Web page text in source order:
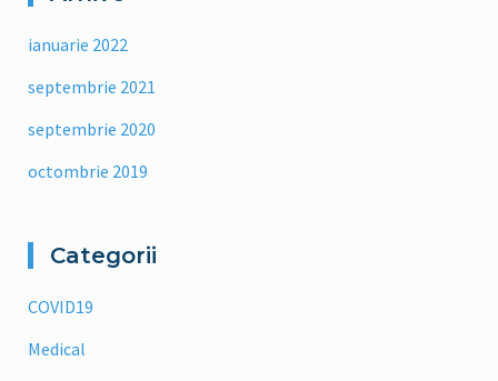
ianuarie 2022
septembrie 2021
septembrie 2020
octombrie 2019
Categorii
COVID19
Medical